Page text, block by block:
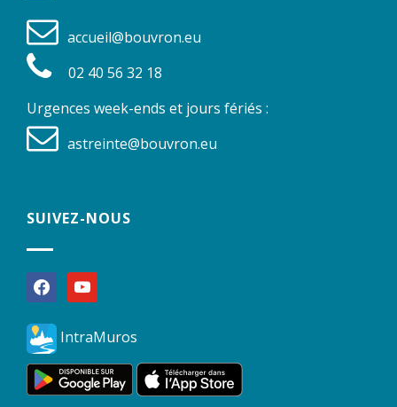
accueil@bouvron.eu
02 40 56 32 18
Urgences week-ends et jours fériés :
astreinte@bouvron.eu
SUIVEZ-NOUS
facebookyoutube
IntraMuros